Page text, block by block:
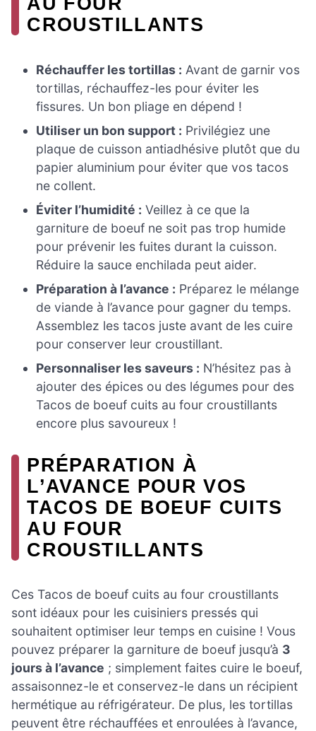
CROUSTILLANTS
Réchauffer les tortillas : Avant de garnir vos
tortillas, réchauffez-les pour éviter les
fissures. Un bon pliage en dépend !
Utiliser un bon support : Privilégiez une
plaque de cuisson antiadhésive plutôt que du
papier aluminium pour éviter que vos tacos
ne collent.
Éviter l’humidité : Veillez à ce que la
garniture de boeuf ne soit pas trop humide
pour prévenir les fuites durant la cuisson.
Réduire la sauce enchilada peut aider.
Préparation à l’avance : Préparez le mélange
de viande à l’avance pour gagner du temps.
Assemblez les tacos juste avant de les cuire
pour conserver leur croustillant.
Personnaliser les saveurs : N’hésitez pas à
ajouter des épices ou des légumes pour des
Tacos de boeuf cuits au four croustillants
encore plus savoureux !
PRÉPARATION À
L’AVANCE POUR VOS
TACOS DE BOEUF CUITS
AU FOUR
CROUSTILLANTS
Ces Tacos de boeuf cuits au four croustillants
sont idéaux pour les cuisiniers pressés qui
souhaitent optimiser leur temps en cuisine ! Vous
pouvez préparer la garniture de boeuf jusqu’à 3
jours à l’avance ; simplement faites cuire le boeuf,
assaisonnez-le et conservez-le dans un récipient
hermétique au réfrigérateur. De plus, les tortillas
peuvent être réchauffées et enroulées à l’avance,